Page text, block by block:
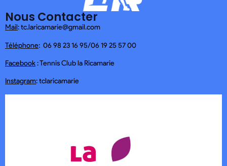
Nous Contacter
Mail: tc.laricamarie@gmail.com
Téléphone: 06 98 23 16 95/06 19 25 57 00
Facebook : Tennis Club la Ricamarie
Instagram: tclaricamarie